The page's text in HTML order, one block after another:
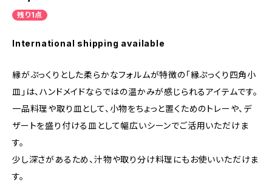
残り1点
International shipping available
縁がぷっくりとした柔らかなフォルムが特徴の「縁ぷっくり四角小
皿」は、ハンドメイドならではの温かみが感じられるアイテムです。
一品料理や取り皿として、小物をちょっと置くためのトレーや、デ
ザートを盛り付ける皿として幅広いシーンでご活用いただけま
す。
少し深さがあるため、汁物や取り分け料理にもお使いいただけま
す。